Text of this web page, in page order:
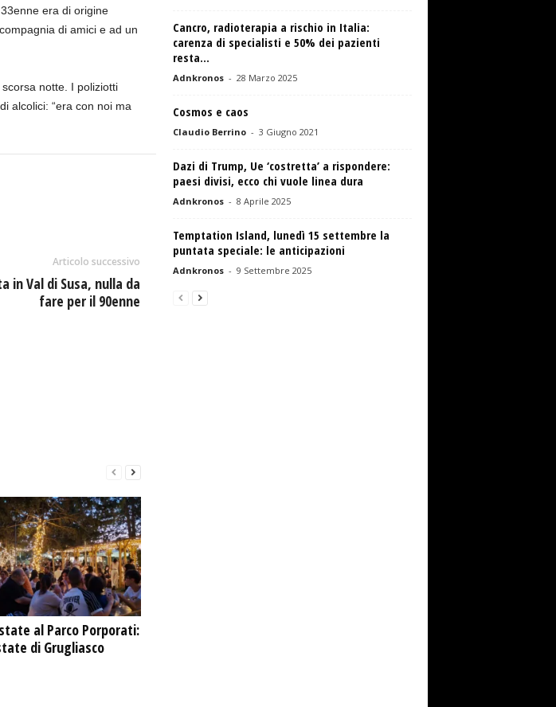
era di origine
di amici e ad un
notte. I poliziotti
alcolici: “era con noi ma
Articolo successivo
in Val di Susa, nulla da
fare per il 90enne
al Parco Porporati:
di Grugliasco
Cancro, radioterapia a rischio in Italia:
carenza di specialisti e 50% dei pazienti
resta...
Adnkronos - 28 Marzo 2025
Cosmos e caos
Claudio Berrino - 3 Giugno 2021
Dazi di Trump, Ue ‘costretta’ a rispondere:
paesi divisi, ecco chi vuole linea dura
Adnkronos - 8 Aprile 2025
Temptation Island, lunedì 15 settembre la
puntata speciale: le anticipazioni
Adnkronos - 9 Settembre 2025